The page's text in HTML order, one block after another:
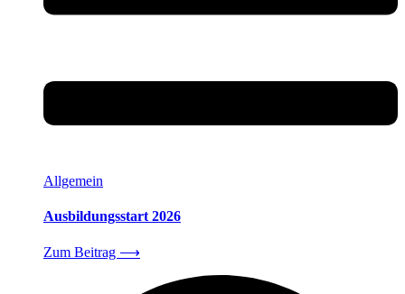
Allgemein
Ausbildungsstart 2026
Zum Beitrag ⟶